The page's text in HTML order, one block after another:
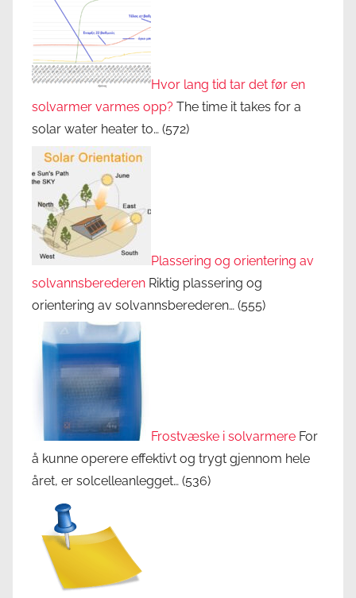
Hvor lang tid tar det før en
solvarmer varmes opp? The time it takes for a
solar water heater to… (572)
Plassering og orientering av
solvannsberederen Riktig plassering og
orientering av solvannsberederen… (555)
Frostvæske i solvarmere For
å kunne operere effektivt og trygt gjennom hele
året, er solcelleanlegget… (536)